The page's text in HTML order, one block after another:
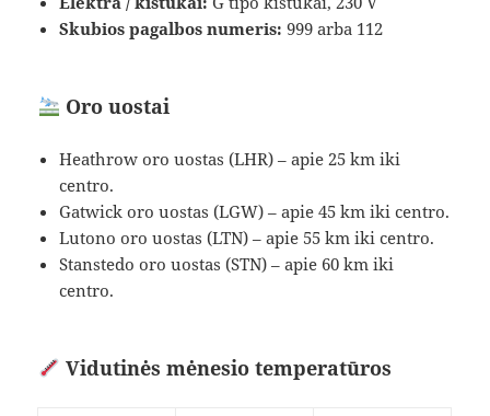
Skubios pagalbos numeris: 999 arba 112
Oro uostai
Heathrow oro uostas (LHR) – apie 25 km iki
centro.
Gatwick oro uostas (LGW) – apie 45 km iki centro.
Lutono oro uostas (LTN) – apie 55 km iki centro.
Stanstedo oro uostas (STN) – apie 60 km iki
centro.
Vidutinės mėnesio temperatūros